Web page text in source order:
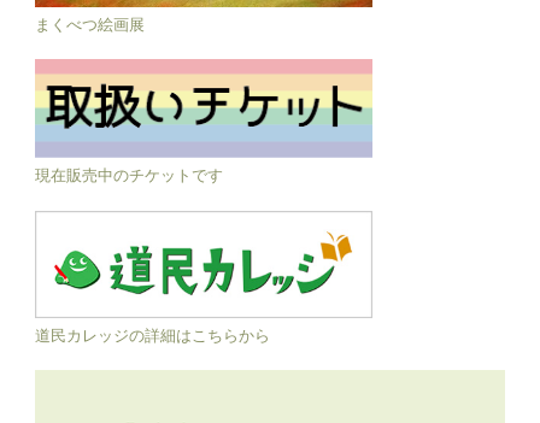
まくべつ絵画展
現在販売中のチケットです
道民カレッジの詳細はこちらから